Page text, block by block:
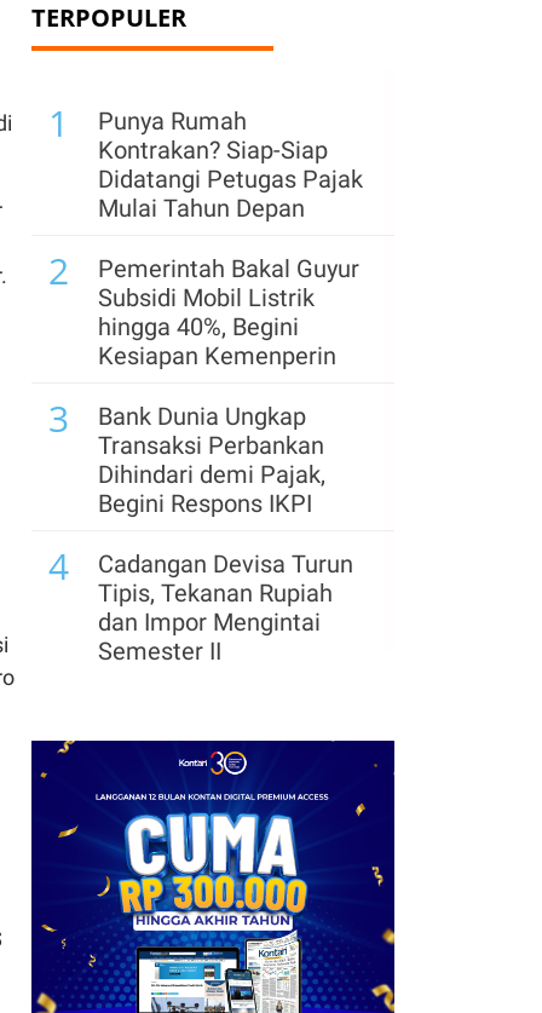
TERPOPULER
1
Punya Rumah
Kontrakan? Siap-Siap
Didatangi Petugas Pajak
Mulai Tahun Depan
2
Pemerintah Bakal Guyur
Subsidi Mobil Listrik
hingga 40%, Begini
Kesiapan Kemenperin
3
Bank Dunia Ungkap
Transaksi Perbankan
Dihindari demi Pajak,
Begini Respons IKPI
4
Cadangan Devisa Turun
Tipis, Tekanan Rupiah
dan Impor Mengintai
Semester II